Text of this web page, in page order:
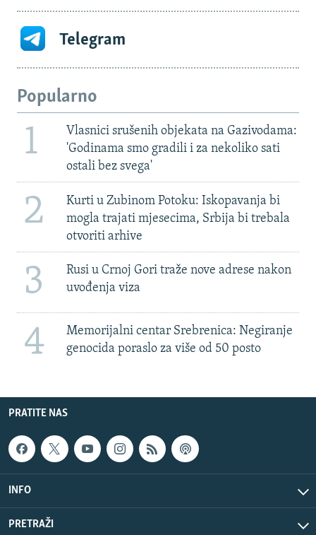
Telegram
Popularno
1
Vlasnici srušenih objekata na Gazivodama:
'Godinama smo gradili i za nekoliko sati
ostali bez svega'
2
Kurti u Zubinom Potoku: Iskopavanja bi
mogla trajati mjesecima, Srbija bi trebala
otvoriti arhive
3
Rusi u Crnoj Gori traže nove adrese nakon
uvođenja viza
4
Memorijalni centar Srebrenica: Negiranje
genocida poraslo za više od 50 posto
PRATITE NAS
INFO
PRETRAŽI